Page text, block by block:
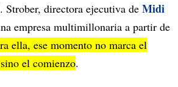
directora ejecutiva de Midi
empresa multimillonaria a partir de
ella, ese momento no marca el
el comienzo.